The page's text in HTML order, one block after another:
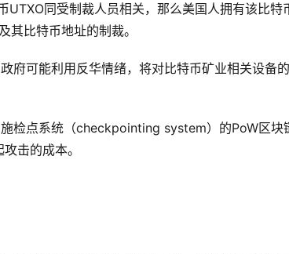
同受制裁人员相关，那么美国人拥有该比特
其比特币地址的制裁。
府可能利用反华情绪，将对比特币矿业相关设备
检点系统（checkpointing system）的PoW区块
击的成本。